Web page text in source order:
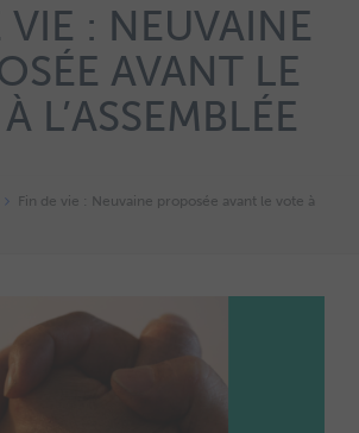
VIE : NEUVAINE
AVANT LE
L’ASSEMBLÉE
Fin de vie : Neuvaine proposée avant le vote à